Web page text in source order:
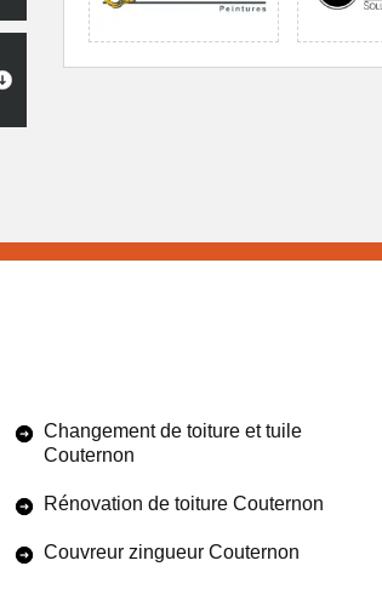
Changement de toiture et tuile
Couternon
Rénovation de toiture Couternon
Couvreur zingueur Couternon